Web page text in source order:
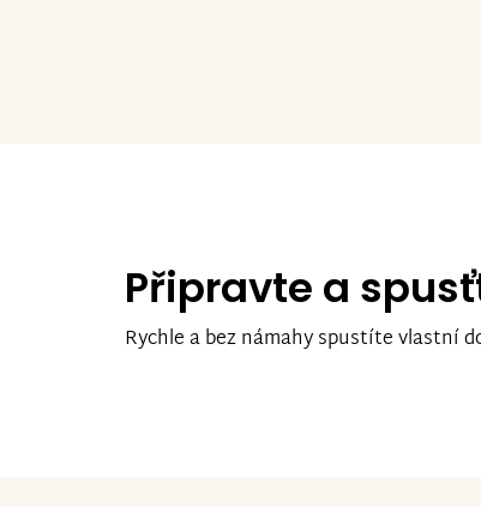
Připravte a
Rychle a bez námahy spustíte vlastní